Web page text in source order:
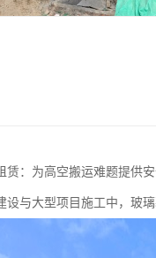
赁：为高空搬运难题提供
设与大型项目施工中，玻